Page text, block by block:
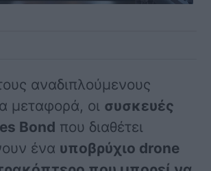
αναδιπλούμενους
μεταφορά, οι συσκευές
Bond που διαθέτει
ένα υποβρύχιο drone